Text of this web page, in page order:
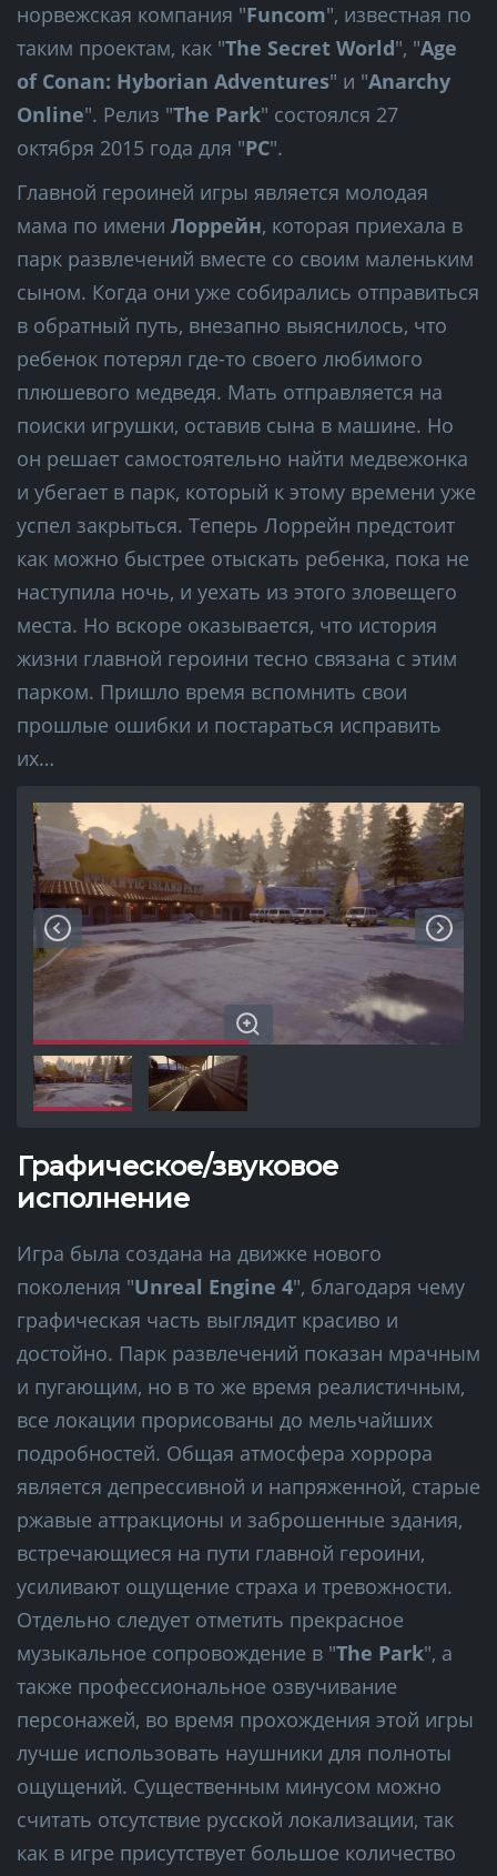
норвежская компания "Funcom", известная по
таким проектам, как "The Secret World", "Age
of Conan: Hyborian Adventures" и "Anarchy
Online". Релиз "The Park" состоялся 27
октября 2015 года для "PC".
Главной героиней игры является молодая
мама по имени Лоррейн, которая приехала в
парк развлечений вместе со своим маленьким
сыном. Когда они уже собирались отправиться
в обратный путь, внезапно выяснилось, что
ребенок потерял где-то своего любимого
плюшевого медведя. Мать отправляется на
поиски игрушки, оставив сына в машине. Но
он решает самостоятельно найти медвежонка
и убегает в парк, который к этому времени уже
успел закрыться. Теперь Лоррейн предстоит
как можно быстрее отыскать ребенка, пока не
наступила ночь, и уехать из этого зловещего
места. Но вскоре оказывается, что история
жизни главной героини тесно связана с этим
парком. Пришло время вспомнить свои
прошлые ошибки и постараться исправить
их…
Графическое/звуковое
исполнение
Игра была создана на движке нового
поколения "Unreal Engine 4", благодаря чему
графическая часть выглядит красиво и
достойно. Парк развлечений показан мрачным
и пугающим, но в то же время реалистичным,
все локации прорисованы до мельчайших
подробностей. Общая атмосфера хоррора
является депрессивной и напряженной, старые
ржавые аттракционы и заброшенные здания,
встречающиеся на пути главной героини,
усиливают ощущение страха и тревожности.
Отдельно следует отметить прекрасное
музыкальное сопровождение в "The Park", а
также профессиональное озвучивание
персонажей, во время прохождения этой игры
лучше использовать наушники для полноты
ощущений. Существенным минусом можно
считать отсутствие русской локализации, так
как в игре присутствует большое количество